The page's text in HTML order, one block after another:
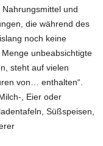
und
die während des
noch keine
unbeabsichtigte
steht auf vielen
von… enthalten“.
, Eier oder
Süßspeisen,